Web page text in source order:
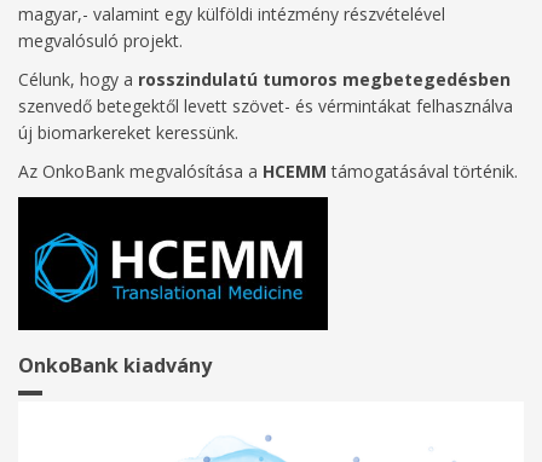
magyar,- valamint egy külföldi intézmény részvételével
megvalósuló projekt.
Célunk, hogy a rosszindulatú tumoros megbetegedésben
szenvedő betegektől levett szövet- és vérmintákat felhasználva
új biomarkereket keressünk.
Az OnkoBank megvalósítása a HCEMMtámogatásával történik.
OnkoBank kiadvány